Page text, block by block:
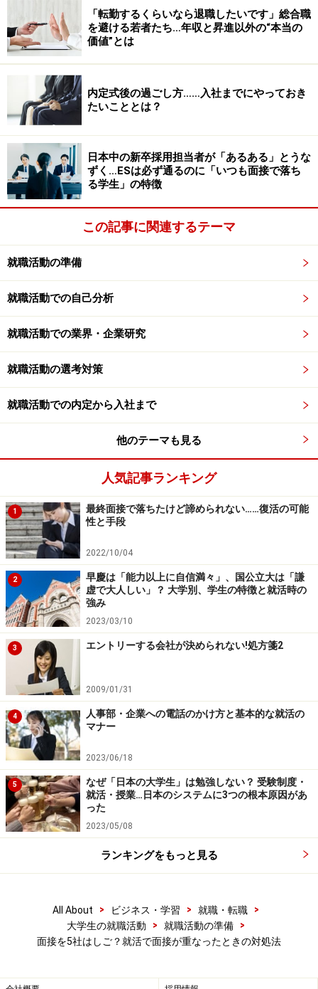
を組んでいました。スムーズに乗継できるように電車の
降り口の下調べから、タクシーの手配まで事前にしてい
たという用意周到ぶりで予定通り訪問を果たしました。
その後、第一志望の鉄道会社に内定しています。
地方から参加し、説明会の後にそのまま面
接をしてもらった
面接が重なったわけではありませんが、名古屋から東京
のWeb制作会社の説明会に参加したTさん。遠方から出
て来られるタイミングが限られていたので、説明会後に
で進めてもらうことができました。結果的にその会社に
入社し、Tさんは大活躍しています。
自分から「おかわり」をした人も！
会社の理解を深める機会が持てないくらい面接回数が少
ない、ということで面接に進む前に、参加した社員質問
会にもう一度参加できないかをお願いして社員から話を
聞く機会を増やしてもらった人もいます。
結果的に、その人は社員質問会に3回参加して、20名以
上の社員に話を聞けたそうです。企業の理解が深まり志
望動機にも説得力が出せた、ということで第一志望だっ
たその会社に内定しました。
それでも動かせない時は優先順位を決める
過去にあった先輩の事例を挙げましたが、もちろん企業
の状況によって対応は異なるので、選考の予定が重なっ
てしまうときは当然出てくるでしょう。その時は、やは
り優先順位と選考ステップに合わせて選択する必要があ
一般的に、面接のステップが進むほど人数が絞られてい
き役職の高い人の予定を調整していくので、日程に融通
がきかなくなります。逆に、説明会やグループ面接は、
に満席の日程でも参加できることがあります。自分の志
「転勤するくらいなら退職したいです」総合職
を避ける若者たち…年収と昇進以外の“本当の
価値”とは
内定式後の過ごし方……入社までにやっておき
たいこととは？
日本中の新卒採用担当者が「あるある」とうな
ずく…ESは必ず通るのに「いつも面接で落ち
る学生」の特徴
この記事に関連するテーマ
就職活動の準備
就職活動での自己分析
就職活動での業界・企業研究
就職活動の選考対策
就職活動での内定から入社まで
他のテーマも見る
人気記事ランキング
1
最終面接で落ちたけど諦められない……復活の可能
性と手段
2022/10/04
2
早慶は「能力以上に自信満々」、国公立大は「謙
虚で大人しい」？ 大学別、学生の特徴と就活時の
強み
2023/03/10
3 エントリーする会社が決められない!処方箋2
2009/01/31
4
人事部・企業への電話のかけ方と基本的な就活の
マナー
2023/06/18
5
なぜ「日本の大学生」は勉強しない？ 受験制度・
就活・授業…日本のシステムに3つの根本原因があ
った
2023/05/08
ランキングをもっと見る
All About > ビジネス・学習 > 就職・転職
>
大学生の就職活動
> 就職活動の準備
>
面接を5社はしご？就活で面接が重なったときの対処法